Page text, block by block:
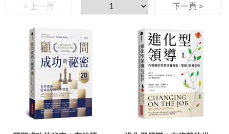
< 上一頁 下一頁 >